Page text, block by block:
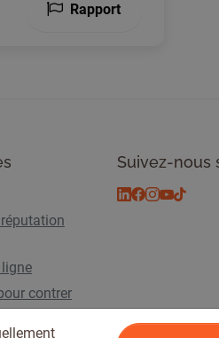
Rapport
contrer
Suivez-nous